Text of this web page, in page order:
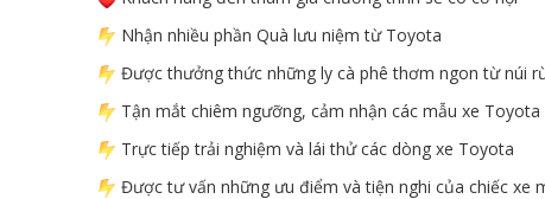
Nhận nhiều phần Quà lưu niệm từ Toyota
Được thưởng thức những ly cà phê thơm ngon từ núi
Tận mắt chiêm ngưỡng, cảm nhận các mẫu xe
Trực tiếp trải nghiệm và lái thử các dòng xe Toyota
Được tư vấn những ưu điểm và tiện nghi của chiếc xe